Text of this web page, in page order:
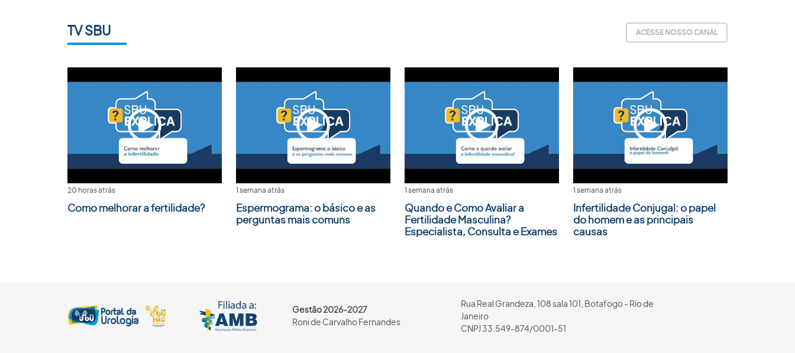
TV SBU ACESSE NOSSO CANAL
20 horas atrás
Como melhorar a fertilidade?
1 semana atrás
Espermograma: o básico e as
perguntas mais comuns
1 semana atrás
Quando e Como Avaliar a
Fertilidade Masculina?
Especialista, Consulta e Exames
1 semana atrás
Infertilidade Conjugal: o papel
do homem e as principais
causas
Gestão 2026-2027
Roni de Carvalho Fernandes
Rua Real Grandeza, 108 sala 101, Botafogo - Rio de
Janeiro
CNPJ 33.549-874/0001-51